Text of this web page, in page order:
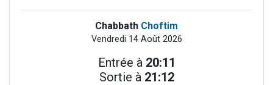
Chabbath Choftim
Vendredi 14 Août 2026
Entrée à 20:11
Sortie à 21:12